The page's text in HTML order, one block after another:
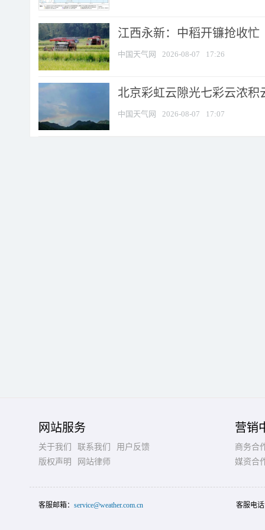
江西永新：中稻开镰抢收忙
中国天气网 2026-08-07 17:26
北京彩虹云隙光七彩云浓积
中国天气网 2026-08-07 17:07
网站服务
关于我们 联系我们
用户反馈
版权声明
网站律师
营销
商务合
媒资合
客服邮箱： service@weather.com.cn 客服电